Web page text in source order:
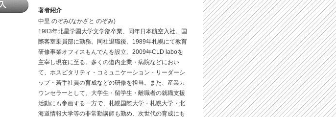
著者紹介
中里 のぞみ(なかざと のぞみ)
1983年北星学園大学文学部卒業、同年日本航空入社。国
際客室乗員部に勤務。同社退職後、1989年札幌にて教育
研修事業オフィスもんでんを設立、2009年CLD laboを
主宰し現在に至る。多くの道内企業・病院などにおい
て、ホスピタリティ・コミュニケーション・リーダーシ
ップ・若手社員の育成などの研修を担当。また、産業カ
ウンセラーとして、大学生・留学生・離職者の就職支援
活動にも参画する一方で、札幌国際大学・札幌大学・北
海道情報大学等の非常勤講師も勤め、次世代の育成にも